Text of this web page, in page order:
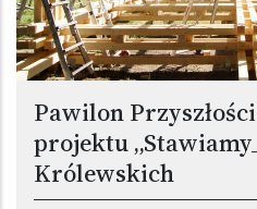
Pawilon
projektu
Królewskich